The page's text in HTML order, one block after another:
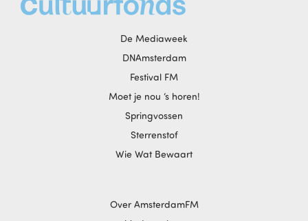
De Mediaweek
DNAmsterdam
Festival FM
Moet je nou ‘s horen!
Springvossen
Sterrenstof
Wie Wat Bewaart
Over AmsterdamFM